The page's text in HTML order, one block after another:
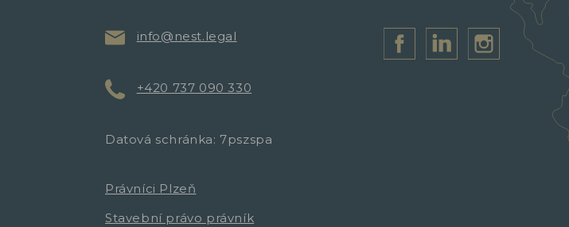
info@nest.legal
+420 737 090 330
Datová schránka: 7pszspa
Právníci Plzeň
Stavební právo právník